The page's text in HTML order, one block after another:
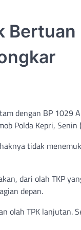
dengan BP 1029
Polda Kepri,
tidak
dari olah TKP
depan.
olah TPK lanjutan.